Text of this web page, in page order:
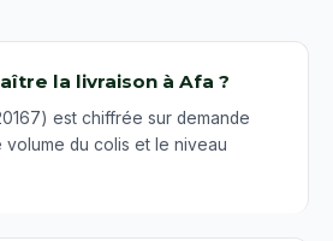
la livraison à Afa ?
est chiffrée sur demande
volume du colis et le niveau